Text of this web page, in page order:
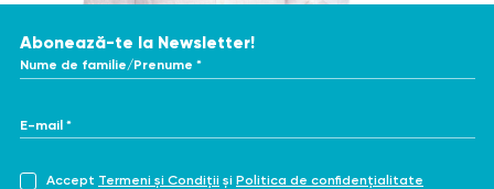
Abonează-te la Newsletter!
Nume de familie/Prenume *
E-mail *
Accept Termeni și Condiții și Politica de confidențialitate